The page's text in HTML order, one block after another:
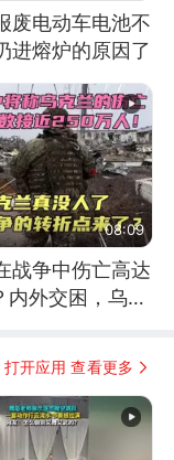
废电动车电池不
进熔炉的原因了
08:09
战争中伤亡高达
内外交困，乌克
打开应用 查看更多